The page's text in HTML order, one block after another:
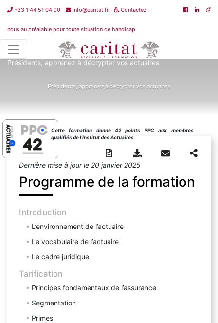
+33 1 44 51 04 00 info@caritat.fr Contactez-
nous au préalable pour toute situation de handicap
Catalogue de formations>Fondamentaux de l'assurance
Présidents, apprenez à décrypter vos actuaires
Présidents, apprenez à décrypter vos actuaires
Cette formation donne 42 points PPC aux membres
qualifiés de l’Institut des Actuaires
Dernière mise à jour le 20 janvier 2025
Programme de la formation
Introduction
L’environnement de l’actuaire
Le vocabulaire de l’actuaire
Le cadre juridique
Tarification
Principes fondamentaux de l’assurance
Segmentation
Primes